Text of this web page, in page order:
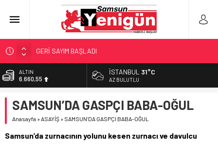
GERİ SAYIM BAŞLADI
SAMSUNSPOR’DA HEDEF 5’İNCİLİK!
‘BAFRA’YA YATIRIM YAPIN!’
YÖNETİCİ SEÇERKEN YAPILAN EN BÜYÜK HATALAR
ALTIN
6.660,55
13.779,39
DOLAR
İSTANBUL 31°C
AZ BULUTLU
SAMSUN’DA GASPÇI BABA-OĞUL
Anasayfa »ASAYİŞ » SAMSUN’DA GASPÇI BABA-OĞUL
Samsun’da zurnacının yolunu kesen zurnacı ve davulcu